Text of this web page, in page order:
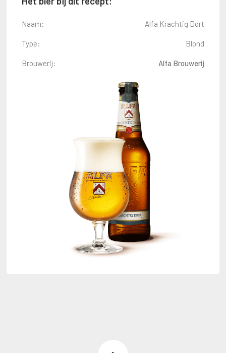
Naam: Alfa Krachtig Dort
Type: Blond
Brouwerij: Alfa Brouwerij